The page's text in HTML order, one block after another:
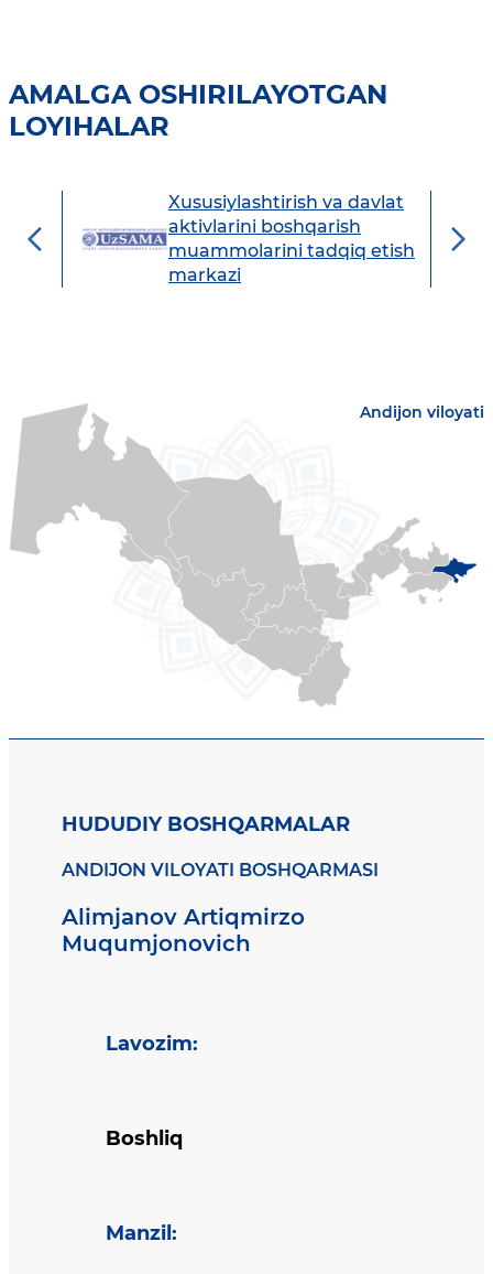
AMALGA OSHIRILAYOTGAN
LOYIHALAR
Xususiylashtirish va davlat
aktivlarini boshqarish
muammolarini tadqiq etish
markazi
Andijon viloyati
HUDUDIY BOSHQARMALAR
ANDIJON VILOYATI BOSHQARMASI
Alimjanov Artiqmirzo
Muqumjonovich
Lavozim:
Boshliq
Manzil :